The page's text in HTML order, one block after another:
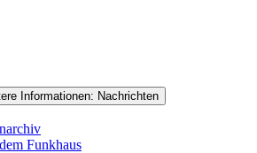
Informationen: Nachrichten
Funkhaus